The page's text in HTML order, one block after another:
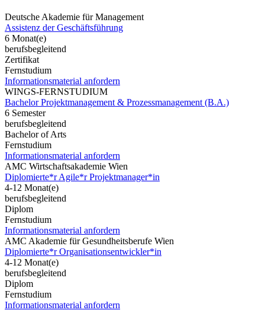
Deutsche Akademie für Management
Assistenz der Geschäftsführung
6 Monat(e)
berufsbegleitend
Zertifikat
Fernstudium
Informationsmaterial anfordern
WINGS-FERNSTUDIUM
Bachelor Projektmanagement & Prozessmanagement (B.A.)
6 Semester
berufsbegleitend
Bachelor of Arts
Fernstudium
Informationsmaterial anfordern
AMC Wirtschaftsakademie Wien
Diplomierte*r Agile*r Projektmanager*in
4-12 Monat(e)
berufsbegleitend
Diplom
Fernstudium
Informationsmaterial anfordern
AMC Akademie für Gesundheitsberufe Wien
Diplomierte*r Organisationsentwickler*in
4-12 Monat(e)
berufsbegleitend
Diplom
Fernstudium
Informationsmaterial anfordern